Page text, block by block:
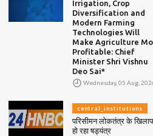
Irrigation, Crop
Diversification and
Modern Farming
Technologies Will
Make Agriculture
Profitable: Chief
Minister Shri Vishnu
Deo Sai*
Wednesday, 05 Aug,
central_institutions
परिसीमन लोकतंत्र के
हो रहा षड्यंत्र